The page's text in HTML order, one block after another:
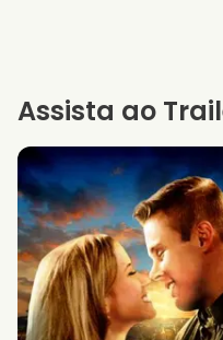
Assista ao